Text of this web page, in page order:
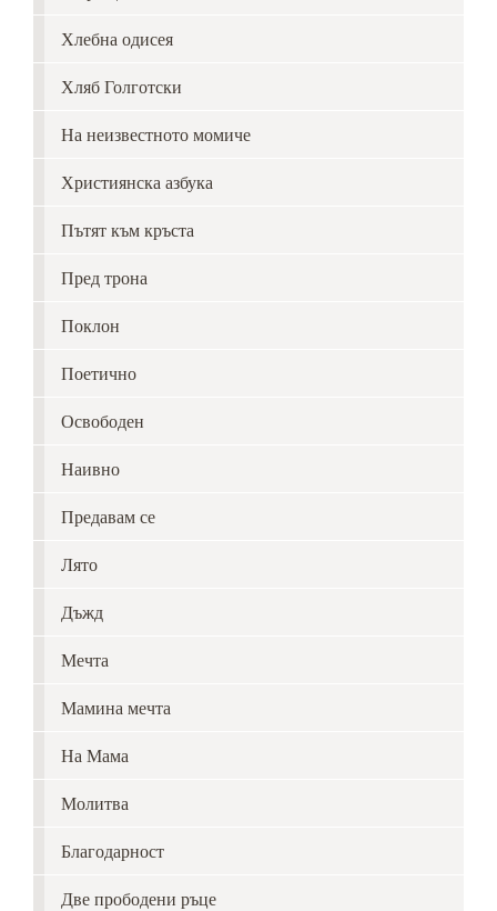
Хлебна одисея
Хляб Голготски
На неизвестното момиче
Християнска азбука
Пътят към кръста
Пред трона
Поклон
Поетично
Освободен
Наивно
Предавам се
Лято
Дъжд
Мечта
Мамина мечта
На Мама
Молитва
Благодарност
Две прободени ръце